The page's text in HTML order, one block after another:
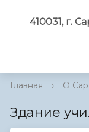
410031, г.
Главная › О
Здание